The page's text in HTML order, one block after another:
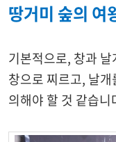
땅거미 숲의 여
기본적으로, 창과
창으로 찌르고, 날
의해야 할 것 같습니